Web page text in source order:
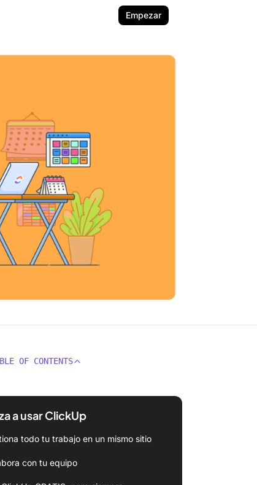
Empezar
OF CONTENTS
a usar ClickUp
todo tu trabajo en un mismo sitio
con tu equipo